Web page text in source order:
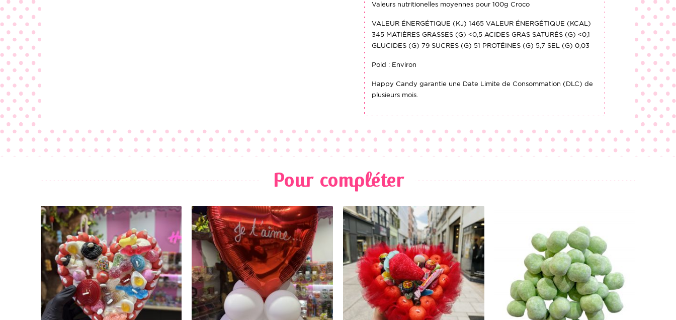
Valeurs nutritionelles moyennes pour 100g Croco
VALEUR ÉNERGÉTIQUE (KJ) 1465 VALEUR ÉNERGÉTIQUE (KCAL)
345 MATIÈRES GRASSES (G) <0,5 ACIDES GRAS SATURÉS (G) <0,1
GLUCIDES (G) 79 SUCRES (G) 51 PROTÉINES (G) 5,7 SEL (G) 0,03
Poid : Environ
Happy Candy garantie une Date Limite de Consommation (DLC) de
plusieurs mois.
Pour compléter